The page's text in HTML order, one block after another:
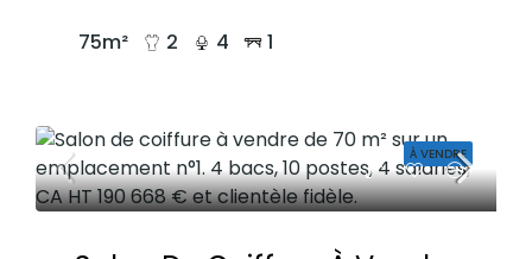
75m² 2 4 1
À VENDRE